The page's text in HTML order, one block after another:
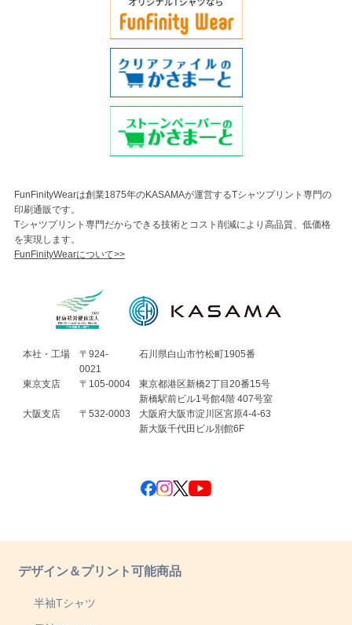
FunFinityWearは創業1875年のKASAMAが運営するTシャツプリント専門の
印刷通販です。
Tシャツプリント専門だからできる技術とコスト削減により高品質、低価格
を実現します。
FunFinityWearについて>>
本社・工場
〒924-
0021
石川県白山市竹松町1905番
東京支店 〒105-0004
東京都港区新橋2丁目20番15号
新橋駅前ビル1号館4階 407号室
大阪支店
〒532-0003
大阪府大阪市淀川区宮原4-4-63
新大阪千代田ビル別館6F
デザイン＆プリント可能商品
半袖Tシャツ